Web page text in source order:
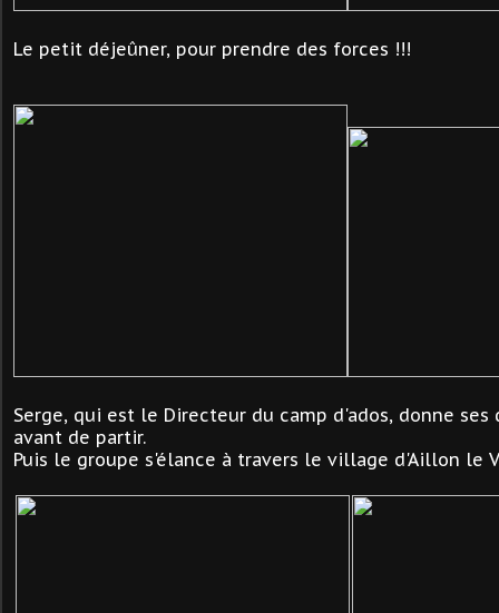
Le petit déjeûner, pour prendre des forces !!!
Serge, qui est le Directeur du camp d'ados, donne ses
avant de partir.
Puis le groupe s'élance à travers le village d'Aillon le